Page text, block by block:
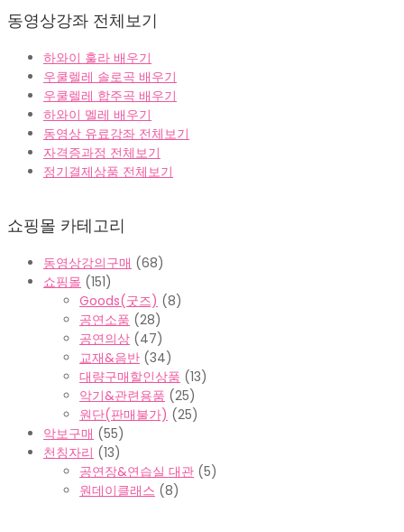
동영상강좌 전체보기
하와이 훌라 배우기
우쿨렐레 솔로곡 배우기
우쿨렐레 합주곡 배우기
하와이 멜레 배우기
동영상 유료강좌 전체보기
자격증과정 전체보기
정기결제상품 전체보기
쇼핑몰 카테고리
동영상강의구매 (68)
쇼핑몰 (151)
Goods(굿즈) (8)
공연소품 (28)
공연의상 (47)
교재&음반 (34)
대량구매할인상품 (13)
악기&관련용품 (25)
원단(판매불가) (25)
악보구매 (55)
천칭자리 (13)
공연장&연습실 대관 (5)
원데이클래스 (8)